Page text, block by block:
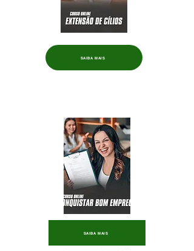
SAIBA MAIS
SAIBA MAIS